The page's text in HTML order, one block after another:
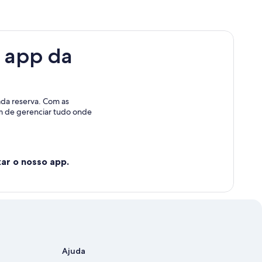
da
reserva. Com as
de gerenciar tudo onde
o nosso app.
Ajuda